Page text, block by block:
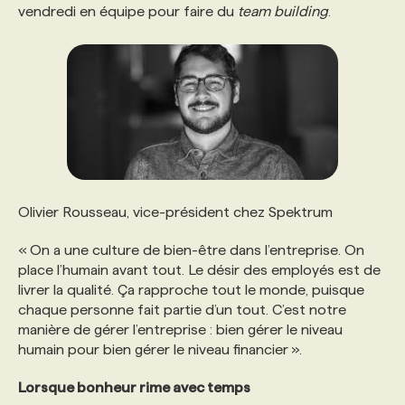
vendredi en équipe pour faire du team building.
Olivier Rousseau, vice-président chez Spektrum
« On a une culture de bien-être dans l’entreprise. On
place l’humain avant tout. Le désir des employés est de
livrer la qualité. Ça rapproche tout le monde, puisque
chaque personne fait partie d’un tout. C’est notre
manière de gérer l’entreprise : bien gérer le niveau
humain pour bien gérer le niveau financier ».
Lorsque bonheur rime avec temps